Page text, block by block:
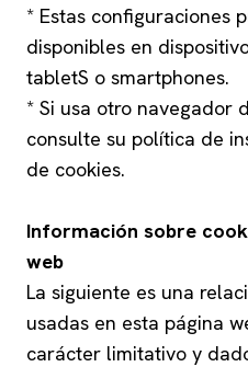
* Estas configuraciones
disponibles en
tabletS o smartphones.
* Si usa otro navegador
consulte su política de
de cookies.
Información sobre
web
La siguiente es una
usadas en esta página
carácter limitativo y